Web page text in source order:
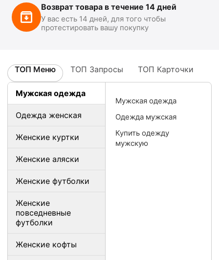
Возврат товара в течение 14 дней
У вас есть 14 дней, для того чтобы
протестировать вашу покупку
ТОП Меню ТОП Запросы ТОП Карточки
Мужская одежда
Одежда женская
Женские куртки
Женские аляски
Женские футболки
Женские
повседневные
футболки
Женские кофты
Мужская одежда
Одежда мужская
Купить одежду
мужскую